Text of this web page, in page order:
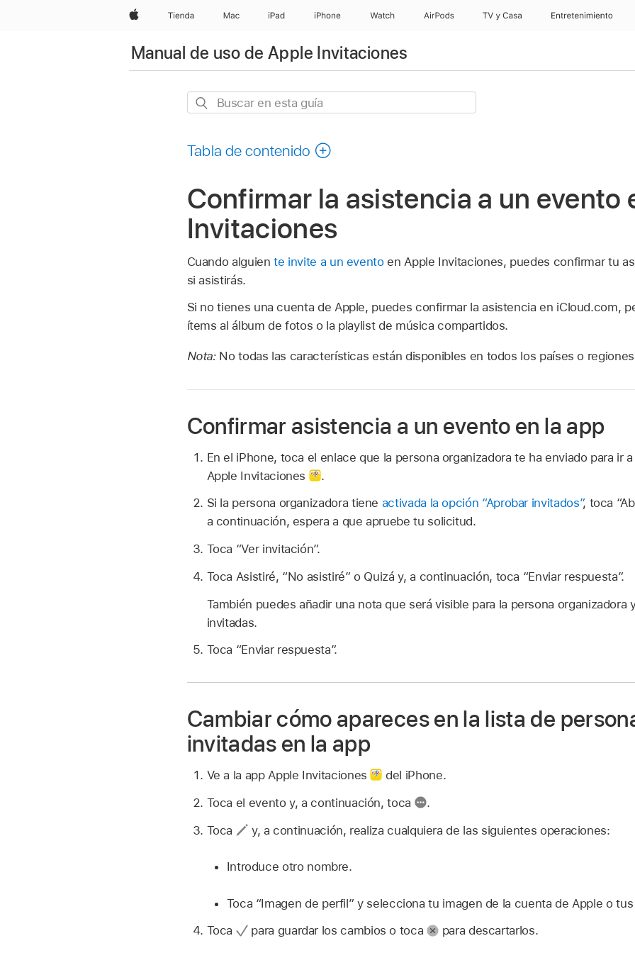
AppleTienda Mac iPad iPhone Watch AirPods TV y Casa Entretenimiento
Manual de uso de Apple Invitaciones
Buscar
guía
Tabla de contenido
Confirmar la asistencia a un evento
Invitaciones
Cuando alguiente invite a un eventoen Apple Invitaciones, puedes confirmar tu
si asistirás.
Si no tienes una cuenta de Apple, puedes confirmar la asistencia en iCloud.com,
ítems al álbum de fotos o la playlist de música compartidos.
Nota:No todas las características están disponibles en todos los países o
Confirmar asistencia a un evento en la app
En el iPhone, toca el enlace que la persona organizadora te ha enviado para ir
Apple Invitaciones
.
Si la persona organizadora tiene activada la opción “Aprobar invitados”, toca
a continuación, espera a que apruebe tu solicitud.
Toca “Ver invitación”.
Toca Asistiré, “No asistiré” o Quizá y, a continuación, toca “Enviar respuesta”.
También puedes añadir una nota que será visible para la persona organizadora
invitadas.
Toca “Enviar respuesta”.
Cambiar cómo apareces en la lista de
invitadas en la app
Ve a la app Apple Invitaciones
del iPhone.
Toca el evento y, a continuación, toca
.
Toca
y, a continuación, realiza cualquiera de las siguientes operaciones:
Introduce otro nombre.
Toca “Imagen de perfil” y selecciona tu imagen de la cuenta de Apple o
Toca
para guardar los cambios o toca para descartarlos.